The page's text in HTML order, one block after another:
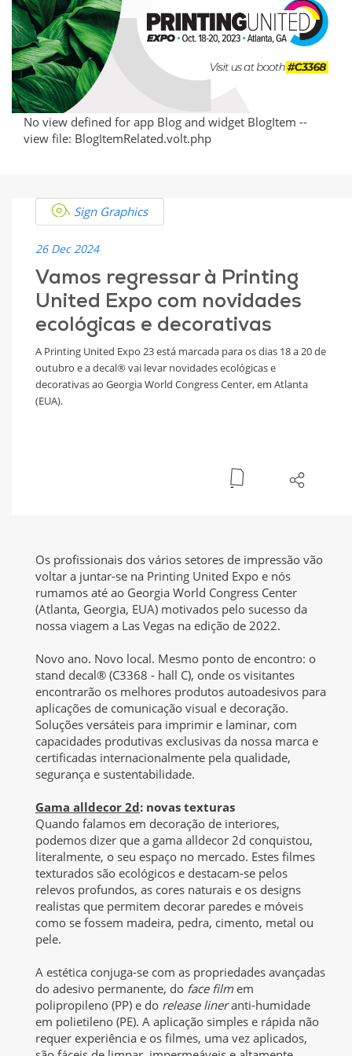
No view defined for app Blog and widget BlogItem --
view file: BlogItemRelated.volt.php
Sign Graphics
26 Dec 2024
Vamos regressar à Printing
United Expo com novidades
ecológicas e decorativas
A Printing United Expo 23 está marcada para os dias 18 a 20 de
outubro e a decal® vai levar novidades ecológicas e
decorativas ao Georgia World Congress Center, em Atlanta
(EUA).
Os profissionais dos vários setores de impressão vão
voltar a juntar-se na Printing United Expo e nós
rumamos até ao Georgia World Congress Center
(Atlanta, Georgia, EUA) motivados pelo sucesso da
nossa viagem a Las Vegas na edição de 2022.
Novo ano. Novo local. Mesmo ponto de encontro: o
stand decal® (C3368 - hall C), onde os visitantes
encontrarão os melhores produtos autoadesivos para
aplicações de comunicação visual e decoração.
Soluções versáteis para imprimir e laminar, com
capacidades produtivas exclusivas da nossa marca e
certificadas internacionalmente pela qualidade,
segurança e sustentabilidade.
Gama alldecor 2d: novas texturas
Quando falamos em decoração de interiores,
podemos dizer que a gama alldecor 2d conquistou,
literalmente, o seu espaço no mercado. Estes filmes
texturados são ecológicos e destacam-se pelos
relevos profundos, as cores naturais e os designs
realistas que permitem decorar paredes e móveis
como se fossem madeira, pedra, cimento, metal ou
pele.
A estética conjuga-se com as propriedades avançadas
do adesivo permanente, do face film em
polipropileno (PP) e do release lineranti-humidade
em polietileno (PE). A aplicação simples e rápida não
requer experiência e os filmes, uma vez aplicados,
Digidelta’s
Latest
Innovations
Partnerships